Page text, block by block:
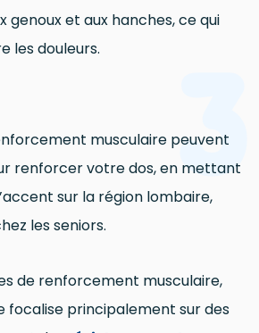
genoux et aux hanches, ce qui
les douleurs.
3
musculaire peuvent
renforcer votre dos, en mettant
sur la région lombaire,
les seniors.
de renforcement musculaire,
focalise principalement sur des